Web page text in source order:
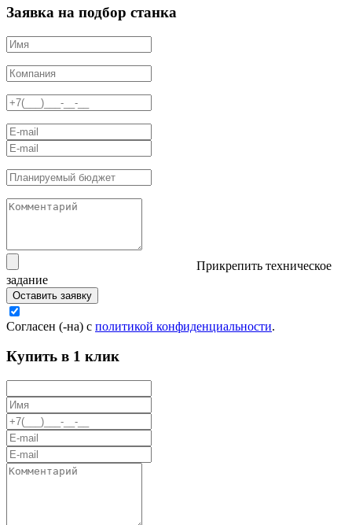
Заявка на подбор станка
Прикрепить техническое
задание
Оставить заявку
Согласен (-на) с политикой конфиденциальности.
Купить в 1 клик